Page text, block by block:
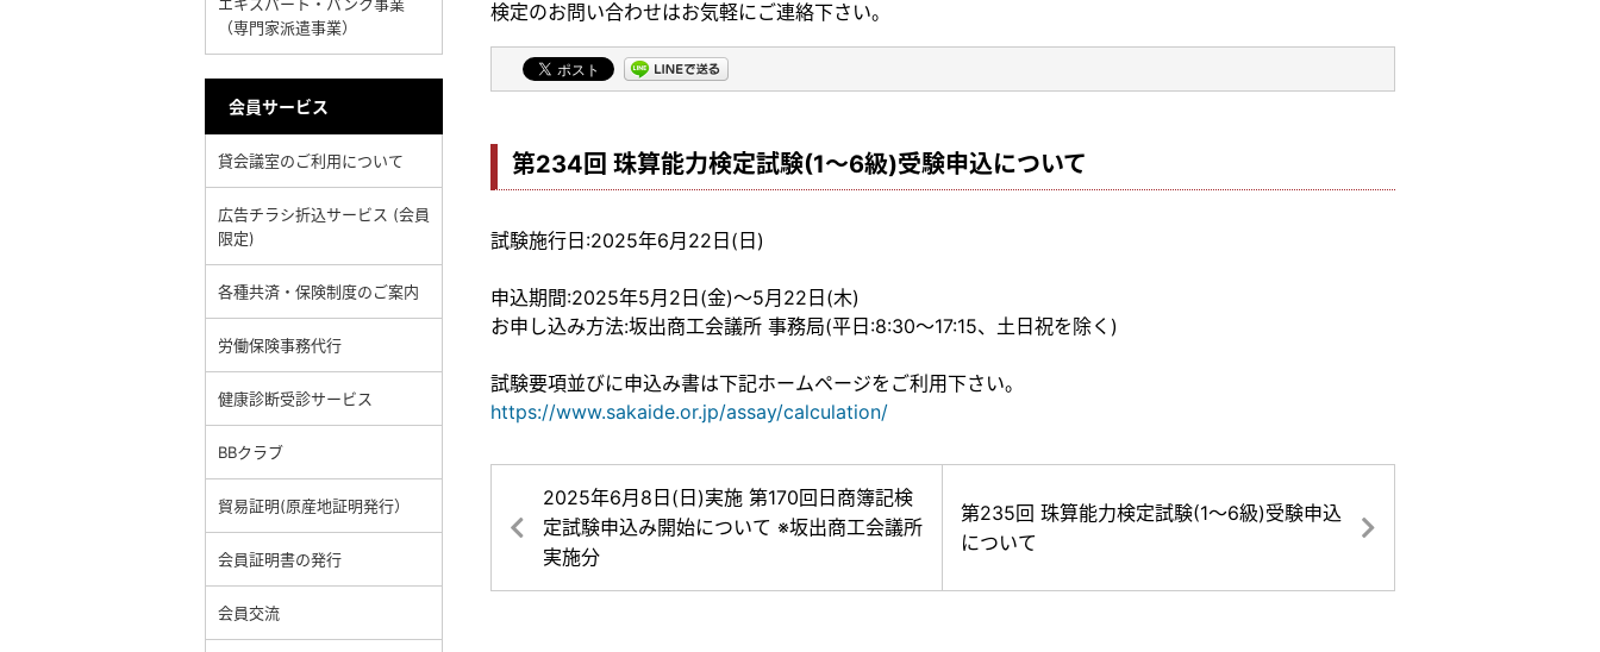
検定のお問い合わせはお気軽にご連絡下さい。
第234回 珠算能力検定試験(1～6級)受験申込について
試験施行日:2025年6月22日(日)
申込期間:2025年5月2日(金)～5月22日(木)
お申し込み方法:坂出商工会議所 事務局(平日:8:30～17:15、土日祝を除く)
試験要項並びに申込み書は下記ホームページをご利用下さい。
https://www.sakaide.or.jp/assay/calculation/
2025年6月8日(日)実施 第170回日商簿記検
定試験申込み開始について ※坂出商工会議所
実施分
第235回 珠算能力検定試験(1～6級)受験申込
について
（専門家派遣事業）
会員サービス
貸会議室のご利用について
広告チラシ折込サービス (会員
限定)
各種共済・保険制度のご案内
労働保険事務代行
健康診断受診サービス
BBクラブ
貿易証明(原産地証明発行）
会員証明書の発行
会員交流